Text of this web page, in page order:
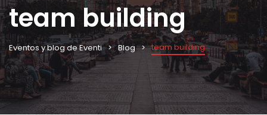
team building
Eventos y blog de Eventi Blog team building